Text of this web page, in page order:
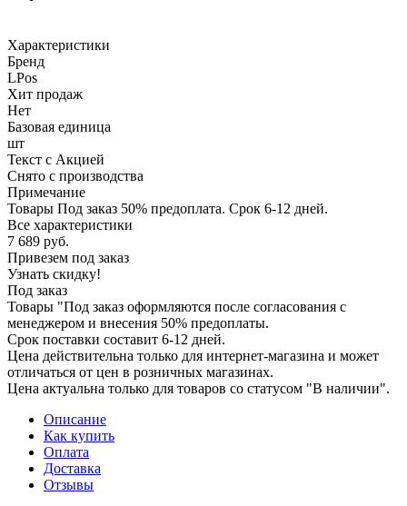
Характеристики
Бренд
LPos
Хит продаж
Нет
Базовая единица
шт
Текст с Акцией
Снято с производства
Примечание
Товары Под заказ 50% предоплата. Срок 6-12 дней.
Все характеристики
7 689 руб.
Привезем под заказ
Узнать скидку!
Под заказ
Товары "Под заказ оформляются после согласования с
менеджером и внесения 50% предоплаты.
Срок поставки составит 6-12 дней.
Цена действительна только для интернет-магазина и может
отличаться от цен в розничных магазинах.
Цена актуальна только для товаров со статусом "В наличии".
Описание
Как купить
Оплата
Доставка
Отзывы